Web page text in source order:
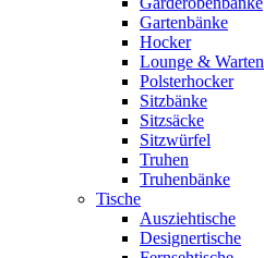
Gartenbänke
Hocker
Lounge & Warten
Polsterhocker
Sitzbänke
Sitzsäcke
Sitzwürfel
Truhen
Truhenbänke
Tische
Ausziehtische
Designertische